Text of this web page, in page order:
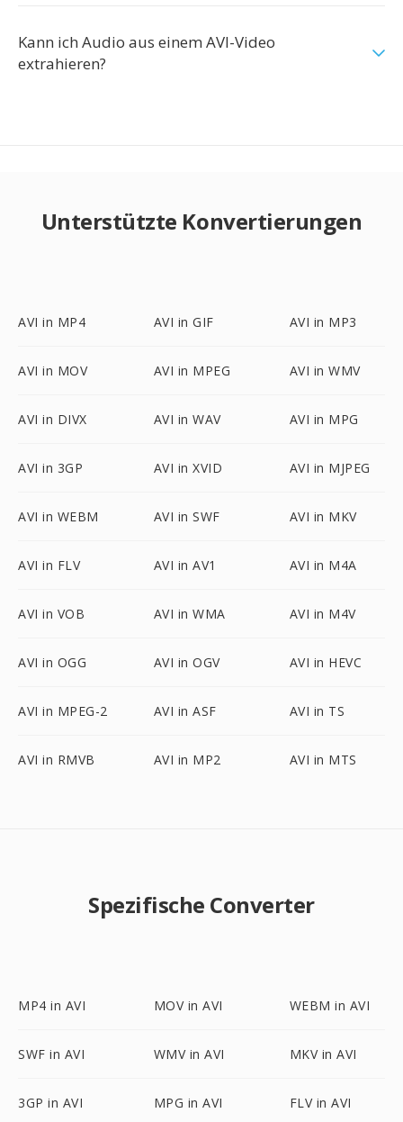
Kann ich Audio aus einem AVI-Video
extrahieren?
Unterstützte Konvertierungen
AVI in MP4 AVI in GIF AVI in MP3
AVI in MOV AVI in MPEG AVI in WMV
AVI in DIVX AVI in WAV AVI in MPG
AVI in 3GP AVI in XVID AVI in MJPEG
AVI in WEBM AVI in SWF AVI in MKV
AVI in FLV AVI in AV1 AVI in M4A
AVI in VOB AVI in WMA AVI in M4V
AVI in OGG AVI in OGV AVI in HEVC
AVI in MPEG-2 AVI in ASF AVI in TS
AVI in RMVB AVI in MP2 AVI in MTS
Spezifische Converter
MP4 in AVI MOV in AVI WEBM in AVI
SWF in AVI WMV in AVI MKV in AVI
3GP in AVI MPG in AVI FLV in AVI